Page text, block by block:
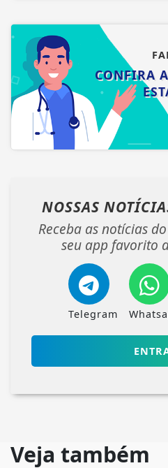
CONFIRA
NOSSAS
Receba as notícias
seu app favorito
Telegram
Veja também